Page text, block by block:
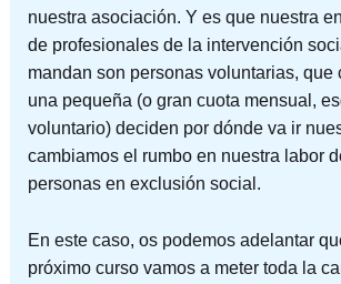
nuestra asociación. Y es que nuestra
de profesionales de la intervención
mandan son personas voluntarias, que
una pequeña (o gran cuota mensual,
voluntario) deciden por dónde va ir
cambiamos el rumbo en nuestra labor
personas en exclusión social.
En este caso, os podemos adelantar
próximo curso vamos a meter toda la